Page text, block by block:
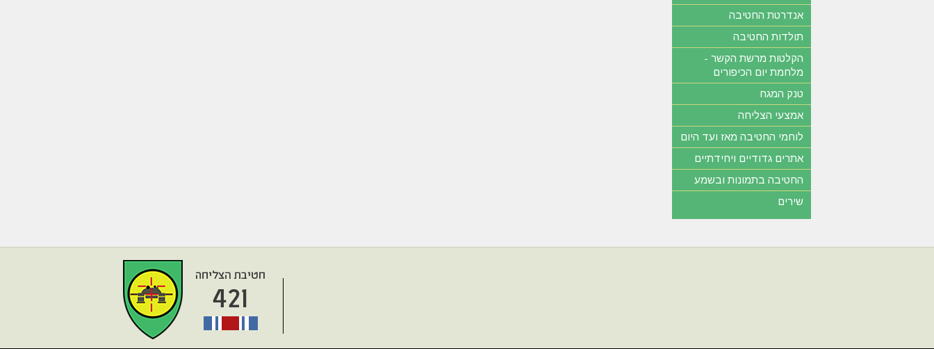
אנדרטת החטיבה
תולדות החטיבה
הקלטות מרשת הקשר -
מלחמת יום הכיפורים
טנק המגח
אמצעי הצליחה
לוחמי החטיבה מאז ועד היום
אתרים גדודיים ויחידתיים
החטיבה בתמונות ובשמע
שירים